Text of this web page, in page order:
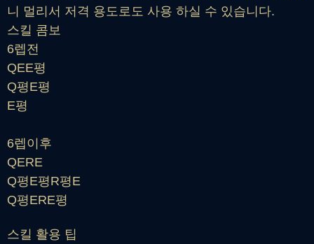
니 멀리서 저격 용도로도 사용 하실 수 있습니다.
스킬 콤보
6렙전
QEE평
Q평E평
E평
6렙이후
QERE
Q평E평R평E
Q평ERE평
스킬 활용 팁